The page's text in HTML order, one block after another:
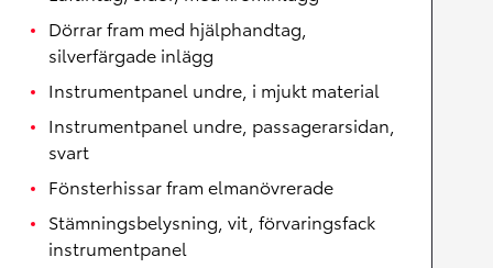
Dörrar fram med hjälphandtag,
silverfärgade inlägg
Instrumentpanel undre, i mjukt material
Instrumentpanel undre, passagerarsidan,
svart
Fönsterhissar fram elmanövrerade
Stämningsbelysning, vit, förvaringsfack
instrumentpanel